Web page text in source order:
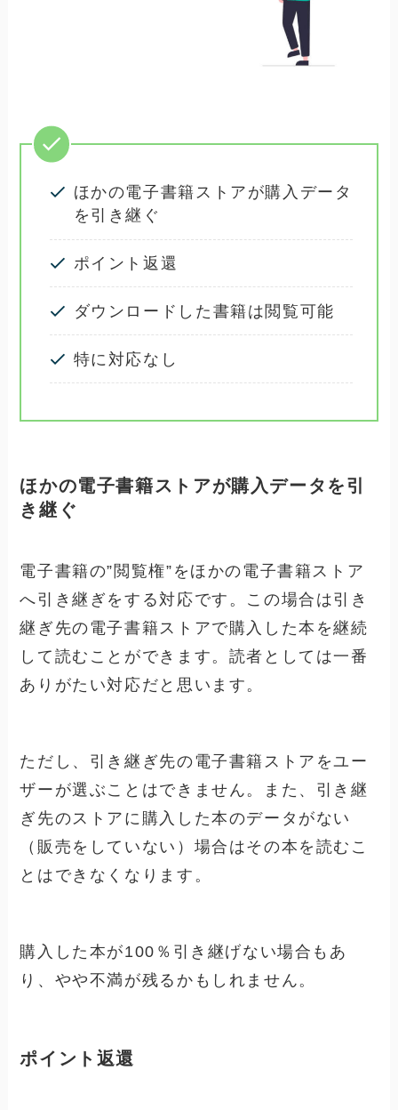
ほかの電子書籍ストアが購入データ
を引き継ぐ
ポイント返還
ダウンロードした書籍は閲覧可能
特に対応なし
ほかの電子書籍ストアが購入データを引
き継ぐ
電子書籍の”閲覧権”をほかの電子書籍ストア
へ引き継ぎをする対応です。この場合は引き
継ぎ先の電子書籍ストアで購入した本を継続
して読むことができます。読者としては一番
ありがたい対応だと思います。
ただし、引き継ぎ先の電子書籍ストアをユー
ザーが選ぶことはできません。また、引き継
ぎ先のストアに購入した本のデータがない
（販売をしていない）場合はその本を読むこ
とはできなくなります。
購入した本が100％引き継げない場合もあ
り、やや不満が残るかもしれません。
ポイント返還